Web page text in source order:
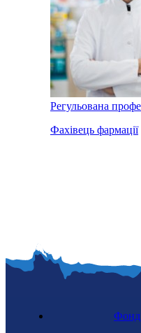
Регульована
Фахівець фармації
Фонд